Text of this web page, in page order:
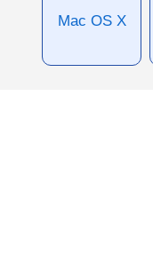
Mac OS X